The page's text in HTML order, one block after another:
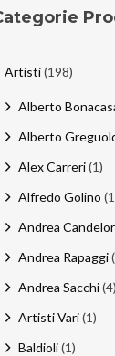
Via
Email
335
Artisti (198)
Alberto
Alberto
Alex Carreri (1)
Alfredo Golino
Andrea
Andrea Rapaggi
Andrea Sacchi (4)
Artisti Vari (1)
Baldioli (1)